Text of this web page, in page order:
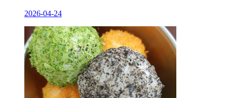
2026-04-24